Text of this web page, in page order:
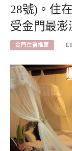
28號)。住
受金門最澎
金門住宿推薦